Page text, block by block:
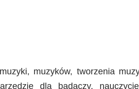
muzyków, tworzenia
dla badaczy,